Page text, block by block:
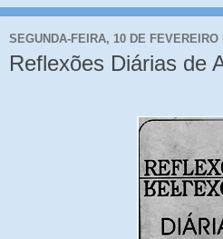
SEGUNDA-FEIRA, 10 DE FEVEREIRO
Reflexões Diárias de